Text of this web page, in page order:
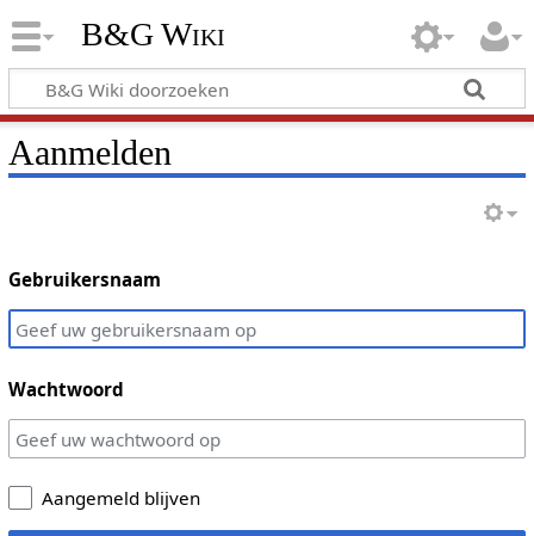
B&G Wiki
Aanmelden
Gebruikersnaam
Wachtwoord
Aangemeld blijven